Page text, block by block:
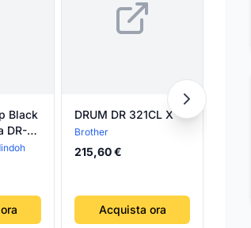
Black
DR-
DRUM DR 321CL X
Brother
215,60 €
Acquista ora